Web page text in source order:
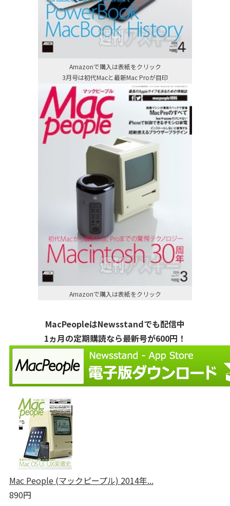
Amazonで購入は表紙をクリック
3月号は初代Macと最新Mac Proが目印
Amazonで購入は表紙をクリック
MacPeopleはNewsstandでも配信中
1ヵ月の定期購読なら最新号が600円！
Mac People (マックピープル) 2014年...
890円